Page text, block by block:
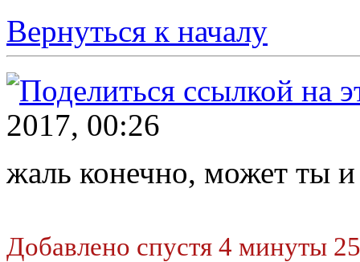
Вернуться к началу
2017, 00:26
жаль конечно, может ты
Добавлено спустя 4 минуты